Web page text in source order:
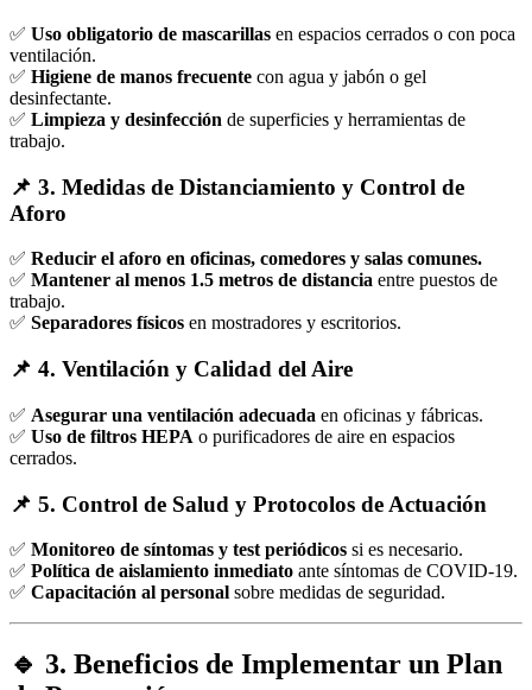
✅ Uso obligatorio de mascarillas en espacios cerrados o con poca
ventilación.
✅ Higiene de manos frecuente con agua y jabón o gel
desinfectante.
✅ Limpieza y desinfección de superficies y herramientas de
trabajo.
📌 3. Medidas de Distanciamiento y Control de
Aforo
✅ Reducir el aforo en oficinas, comedores y salas comunes.
✅ Mantener al menos 1.5 metros de distancia entre puestos de
trabajo.
✅ Separadores físicos en mostradores y escritorios.
📌 4. Ventilación y Calidad del Aire
✅ Asegurar una ventilación adecuada en oficinas y fábricas.
✅ Uso de filtros HEPA o purificadores de aire en espacios
cerrados.
📌 5. Control de Salud y Protocolos de Actuación
✅ Monitoreo de síntomas y test periódicos si es necesario.
✅ Política de aislamiento inmediato ante síntomas de COVID-19.
✅ Capacitación al personal sobre medidas de seguridad.
🔹 3. Beneficios de Implementar un Plan